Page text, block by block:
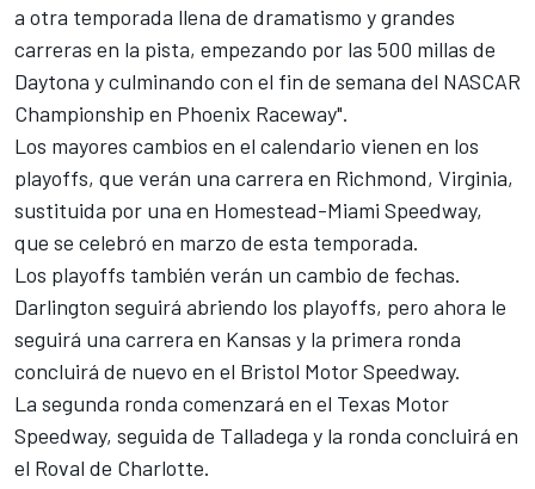
a otra temporada llena de dramatismo y grandes
carreras en la pista, empezando por las 500 millas de
Daytona y culminando con el fin de semana del NASCAR
Championship en Phoenix Raceway".
Los mayores cambios en el calendario vienen en los
playoffs, que verán una carrera en Richmond, Virginia,
sustituida por una en Homestead-Miami Speedway,
que se celebró en marzo de esta temporada.
Los playoffs también verán un cambio de fechas.
Darlington seguirá abriendo los playoffs, pero ahora le
seguirá una carrera en Kansas y la primera ronda
concluirá de nuevo en el Bristol Motor Speedway.
La segunda ronda comenzará en el Texas Motor
Speedway, seguida de Talladega y la ronda concluirá en
el Roval de Charlotte.